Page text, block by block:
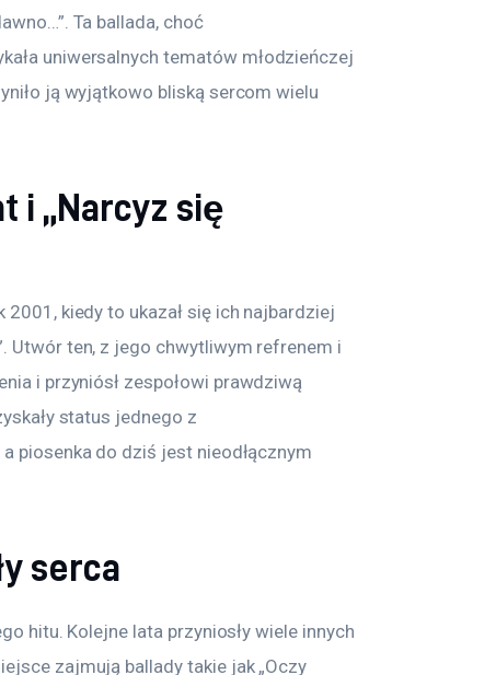
Ta ballada, choć
uniwersalnych tematów młodzieńczej
ją wyjątkowo bliską sercom wielu
i „Narcyz się
2001, kiedy to ukazał się ich najbardziej
Utwór ten, z jego chwytliwym refrenem i
i przyniósł zespołowi prawdziwą
status jednego z
piosenka do dziś jest nieodłącznym
serca
hitu. Kolejne lata przyniosły wiele innych
zajmują ballady takie jak „Oczy